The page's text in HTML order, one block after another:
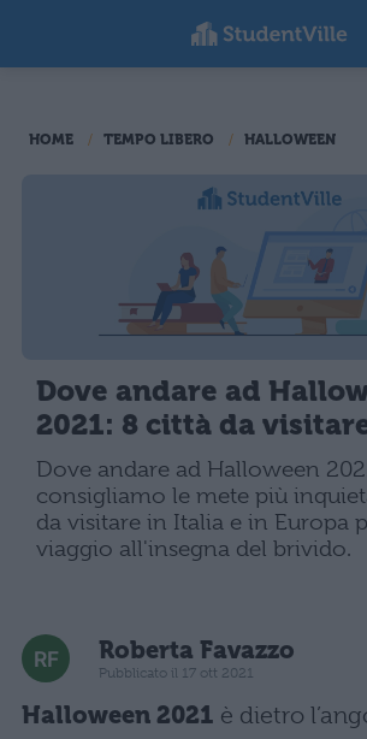
HOME TEMPO LIBERO HALLOWEEN
Dove andare ad
2021: 8 città da
Dove andare ad Halloween
consigliamo le mete più
da visitare in Italia e in Europa
viaggio all'insegna del brivido.
Roberta Favazzo
Pubblicato il 17 ott 2021
Halloween 2021 è dietro